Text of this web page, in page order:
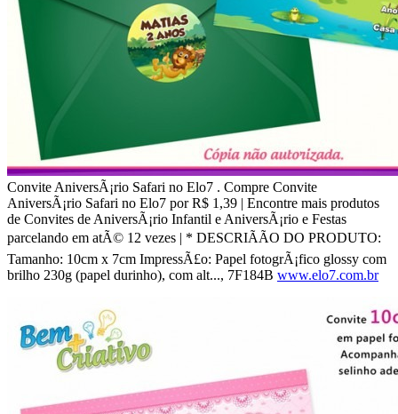
Convite AniversÃ¡rio Safari no Elo7 . Compre Convite
AniversÃ¡rio Safari no Elo7 por R$ 1,39 | Encontre mais produtos
de Convites de AniversÃ¡rio Infantil e AniversÃ¡rio e Festas
parcelando em atÃ© 12 vezes | * DESCRIÃÃO DO PRODUTO:
Tamanho: 10cm x 7cm ImpressÃ£o: Papel fotogrÃ¡fico glossy com
brilho 230g (papel durinho), com alt..., 7F184B www.elo7.com.br